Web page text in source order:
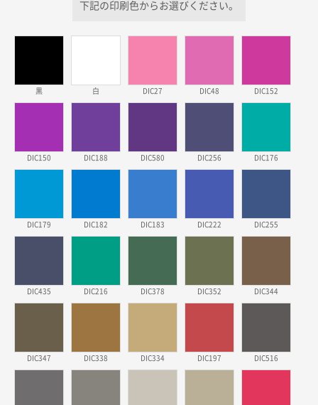
希望の商品、値段であった。いぜん注文したことがあ
東京都株社様
ECOワンポイントポリ袋 A4サイズ（白）500枚
埼玉県のお客様
安そうだった
2026年03月17日 19:11
下記の印刷色からお選びください。
黒 白 DIC27 DIC48 DIC152
DIC150 DIC188 DIC580 DIC256 DIC176
DIC179 DIC182 DIC183 DIC222 DIC255
DIC435 DIC216 DIC378 DIC352 DIC344
DIC347 DIC338 DIC334 DIC197 DIC516